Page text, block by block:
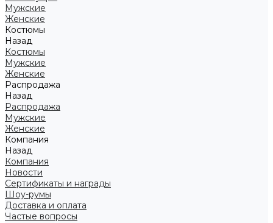
Мужские
Женские
Костюмы
Назад
Костюмы
Мужские
Женские
Распродажа
Назад
Распродажа
Мужские
Женские
Компания
Назад
Компания
Новости
Сертификаты и награды
Шоу-румы
Доставка и оплата
Частые вопросы